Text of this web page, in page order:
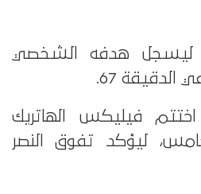
ليسجل هدفه الشخصي
الدقيقة 67.
الدقيقة 87، اختتم فيليكس الهاتريك
ليؤكد تفوق النصر